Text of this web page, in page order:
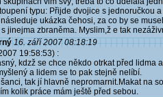
typu: Přijde dvojice s jednoručkou
ukázka čehosi, za co by se
jinejma zbraněma. Myslim,ž e tak
16. září 2007 08:18:19
19:58:53) :
kdzž se chce někdo otrkat před lidma
a lidem se to pak stejně nelíbí.
tak jí hlavně nepromarnit.Makat na
kolik práce mám ještě před sebou.